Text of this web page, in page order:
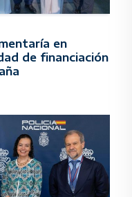
en
de financiación